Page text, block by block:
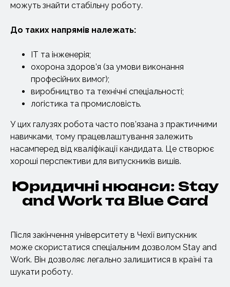
можуть знайти стабільну роботу.
До таких напрямів належать:
IT та інженерія;
охорона здоров’я (за умови виконання
професійних вимог);
виробництво та технічні спеціальності;
логістика та промисловість.
У цих галузях робота часто пов’язана з практичними
навичками, тому працевлаштування залежить
насамперед від кваліфікації кандидата. Це створює
хороші перспективи для випускників вишів.
Юридичні нюанси: Stay
and Work та Blue Card
Після закінчення університету в Чехії випускник
може скористатися спеціальним дозволом Stay and
Work. Він дозволяє легально залишитися в країні та
шукати роботу.